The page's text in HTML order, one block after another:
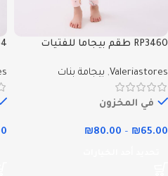
RP3460 طقم بيجاما للفتيات
Valeriastores
Valeriastores
, بيجامة بنات
في المخزون
₪65.00
–
₪80.00